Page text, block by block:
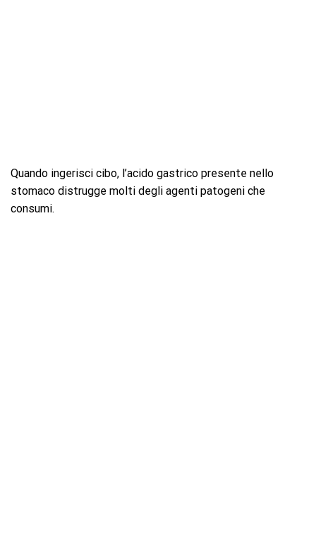
Quando ingerisci cibo, l’acido gastrico presente nello
stomaco distrugge molti degli agenti patogeni che
consumi.